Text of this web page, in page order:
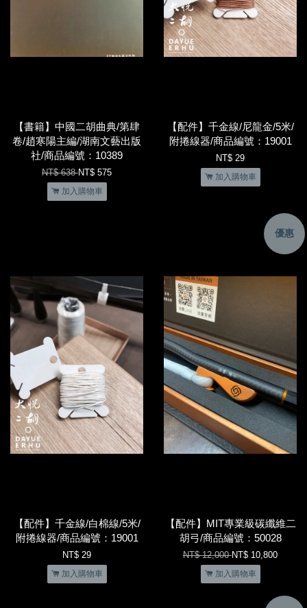
【書籍】中國二胡曲典/第肆
卷/趙寒陽主編/湖南文藝出版
社/商品編號：10389
NT$ 638NT$ 575
加入購物車
【配件】千金線/尼龍金/5米/
附捲線器/商品編號：19001
NT$ 29
加入購物車
【配件】千金線/白棉線/5米/
附捲線器/商品編號：19001
NT$ 29
加入購物車
優惠
【配件】MIT專業級碳纖維二
胡弓/商品編號：50028
NT$ 12,000NT$ 10,800
加入購物車